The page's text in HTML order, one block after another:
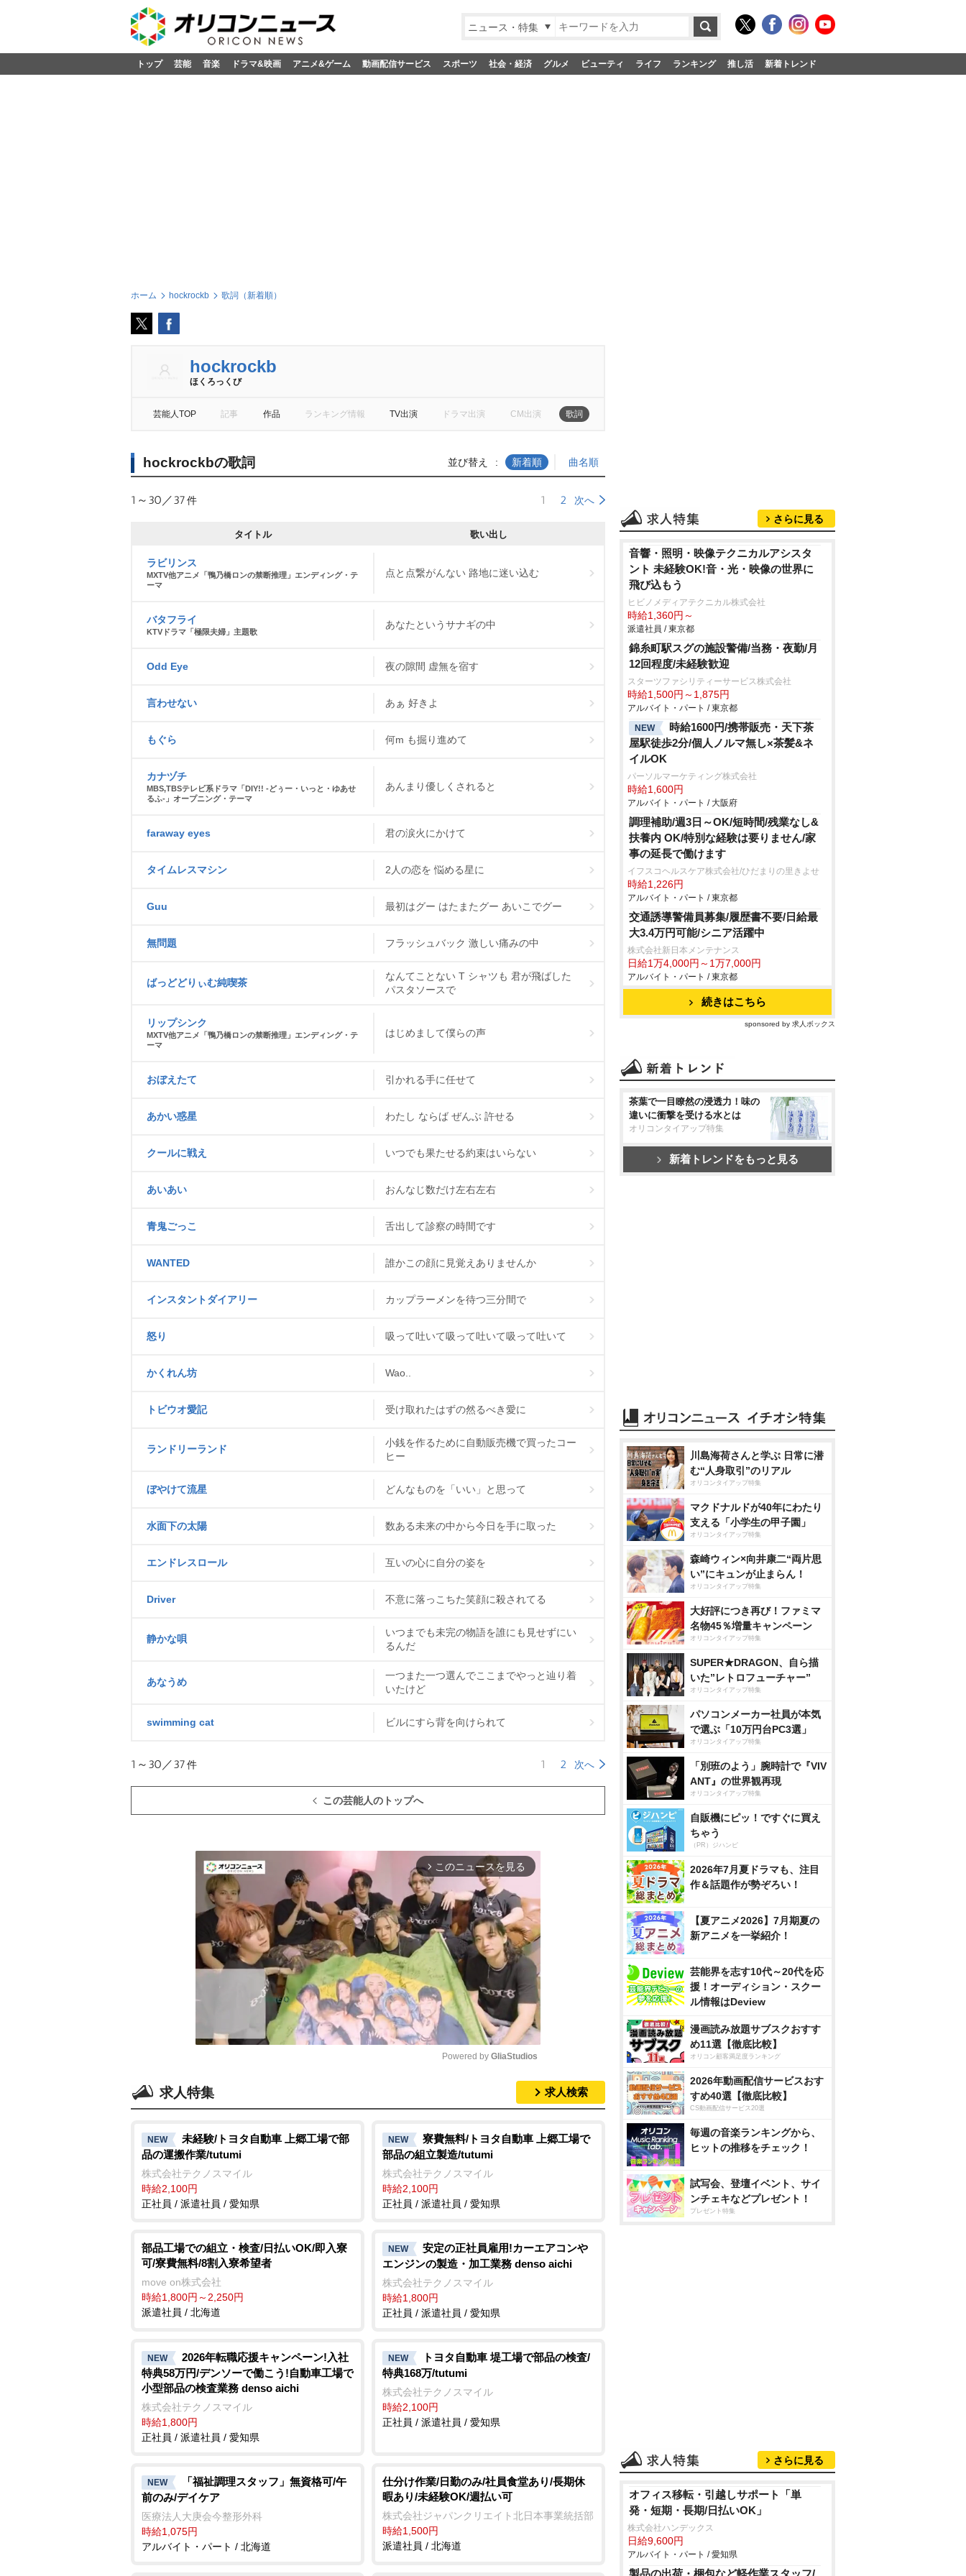
ニュース・特集
トップ 芸能 音楽 ドラマ&映画 アニメ&ゲーム 動画配信サービス スポーツ 社会・経済 グルメ ビューティ ライフ ランキング 推し活 新着トレンド
ホーム hockrockb 歌詞（新着順）
hockrockb
ほくろっくび
芸能人TOP 記事 作品 ランキング情報 TV出演 ドラマ出演 CM出演 歌詞
hockrockbの歌詞 並び替え 新着順 曲名順
1～30／37件 1 2 次へ
タイトル 歌い出し
ラビリンス
MXTV他アニメ「鴨乃橋ロンの禁断推理」エンディング・テ
ーマ
点と点繋がんない 路地に迷い込む
バタフライ
KTVドラマ「極限夫婦」主題歌
あなたというサナギの中
Odd Eye 夜の隙間 虚無を宿す
言わせない あぁ 好きよ
もぐら 何m も掘り進めて
カナヅチ
MBS,TBSテレビ系ドラマ「DIY!! -どぅー・いっと・ゆあせ
るふ-」オープニング・テーマ
あんまり優しくされると
faraway eyes 君の涙火にかけて
タイムレスマシン 2人の恋を 悩める星に
Guu 最初はグー はたまたグー あいこでグー
無問題 フラッシュバック 激しい痛みの中
ばっどどりぃむ純喫茶
なんてことない T シャツも 君が飛ばした
パスタソースで
リップシンク
MXTV他アニメ「鴨乃橋ロンの禁断推理」エンディング・テ
ーマ
はじめまして僕らの声
おぼえたて 引かれる手に任せて
あかい惑星 わたし ならば ぜんぶ 許せる
クールに戦え いつでも果たせる約束はいらない
あいあい おんなじ数だけ左右左右
青鬼ごっこ 舌出して診察の時間です
WANTED 誰かこの顔に見覚えありませんか
インスタントダイアリー カップラーメンを待つ三分間で
怒り 吸って吐いて吸って吐いて吸って吐いて
かくれん坊 Wao..
トビウオ愛記 受け取れたはずの然るべき愛に
ランドリーランド
小銭を作るために自動販売機で買ったコー
ヒー
ぼやけて流星 どんなものを「いい」と思って
水面下の太陽 数ある未来の中から今日を手に取った
エンドレスロール 互いの心に自分の姿を
Driver 不意に落っこちた笑顔に殺されてる
静かな唄
いつまでも未完の物語を誰にも見せずにい
るんだ
あなうめ
一つまた一つ選んでここまでやっと辿り着
いたけど
swimming cat ビルにすら背を向けられて
1～30／37件 1 2 次へ
この芸能人のトップへ
arrow_forward_ios このニュースを見る
t
e
Powered by GliaStudios
求人特集 求人検索
NEW
未経験/トヨタ自動車 上郷工場で部
品の運搬作業/tutumi
株式会社テクノスマイル
時給2,100円
正社員 / 派遣社員 / 愛知県
NEW
寮費無料/トヨタ自動車 上郷工場で
部品の組立製造/tutumi
株式会社テクノスマイル
時給2,100円
正社員 / 派遣社員 / 愛知県
部品工場での組立・検査/日払いOK/即入寮
可/寮費無料/8割入寮希望者
move on株式会社
時給1,800円～2,250円
派遣社員 / 北海道
NEW
安定の正社員雇用!カーエアコン
エンジンの製造・加工業務 denso aichi
株式会社テクノスマイル
時給1,800円
正社員 / 派遣社員 / 愛知県
NEW
2026年転職応援キャンペーン!入社
特典58万円/デンソーで働こう!自動車工場で
小型部品の検査業務 denso aichi
株式会社テクノスマイル
時給1,800円
正社員 / 派遣社員 / 愛知県
NEW
トヨタ自動車 堤工場で部品の検査/
特典168万/tutumi
株式会社テクノスマイル
時給2,100円
正社員 / 派遣社員 / 愛知県
NEW
「福祉調理スタッフ」無資格可/午
前のみ/デイケア
医療法人大庚会今整形外科
時給1,075円
アルバイト・パート / 北海道
仕分け作業/日勤のみ/社員食堂あり/長期休
暇あり/未経験OK/週払い可
株式会社ジャパンクリエイト北日本事業統括部
時給1,500円
派遣社員 / 北海道
さらに見る
音響・照明・映像テクニカルアシスタ
ント 未経験OK!音・光・映像の世界に
飛び込もう
ヒビノメディアテクニカル株式会社
時給1,360円～
派遣社員 / 東京都
錦糸町駅スグの施設警備/当務・夜勤/月
12回程度/未経験歓迎
スターツファシリティーサービス株式会社
時給1,500円～1,875円
アルバイト・パート / 東京都
NEW
時給1600円/携帯販売・天下茶
屋駅徒歩2分/個人ノルマ無し×茶髪&ネ
イルOK
パーソルマーケティング株式会社
時給1,600円
アルバイト・パート / 大阪府
調理補助/週3日～OK/短時間/残業なし&
扶養内 OK/特別な経験は要りません/家
事の延長で働けます
イフスコヘルスケア株式会社/ひだまりの里きよせ
時給1,226円
アルバイト・パート / 東京都
交通誘導警備員募集/履歴書不要/日給最
大3.4万円可能/シニア活躍中
株式会社新日本メンテナンス
日給1万4,000円～1万7,000円
アルバイト・パート / 東京都
続きはこちら
sponsored by 求人ボックス
茶葉で一目瞭然の浸透力！味の
違いに衝撃を受ける水とは
オリコンタイアップ特集
新着トレンドをもっと見る
川島海荷さんと学ぶ 日常に潜
む“人身取引”のリアル
オリコンタイアップ特集
マクドナルドが40年にわたり
支える「小学生の甲子園」
オリコンタイアップ特集
森崎ウィン×向井康二“両片思
い”にキュンが止まらん！
オリコンタイアップ特集
大好評につき再び！ファミマ
名物45％増量キャンペーン
オリコンタイアップ特集
SUPER★DRAGON、自ら描
いた”レトロフューチャー”
オリコンタイアップ特集
パソコンメーカー社員が本気
で選ぶ「10万円台PC3選」
オリコンタイアップ特集
「別班のよう」腕時計で『VIV
ANT』の世界観再現
オリコンタイアップ特集
自販機にピッ！ですぐに買え
ちゃう
（PR）ジハンピ
2026年7月夏ドラマも、注目
作＆話題作が勢ぞろい！
【夏アニメ2026】7月期夏の
新アニメを一挙紹介！
芸能界を志す10代～20代を応
援！オーディション・スクー
ル情報はDeview
漫画読み放題サブスクおすす
め11選【徹底比較】
オリコン顧客満足度ランキング
2026年動画配信サービスおす
すめ40選【徹底比較】
CS動画配信サービス20選
毎週の音楽ランキングから、
ヒットの推移をチェック！
試写会、登壇イベント、サイ
ンチェキなどプレゼント！
プレゼント特集
さらに見る
オフィス移転・引越しサポート「単
発・短期・長期/日払いOK」
株式会社ハンデックス
日給9,600円
アルバイト・パート / 愛知県
製品の出荷・梱包など軽作業スタッフ/